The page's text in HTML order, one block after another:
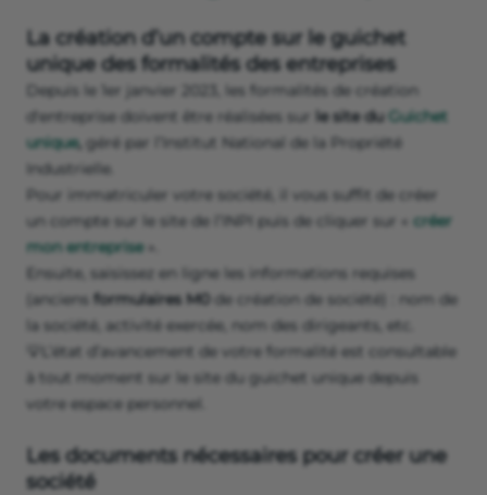
La création d’un compte sur le guichet
unique des formalités des entreprises
Depuis le 1er janvier 2023, les formalités de création
d'entreprise doivent être réalisées sur le site du Guichet
unique, géré par l’Institut National de la Propriété
Industrielle.
Pour immatriculer votre société, il vous suffit de créer
un compte sur le site de l’INPI puis de cliquer sur « créer
mon entreprise».
Ensuite, saisissez en ligne les informations requises
(anciens formulaires M0
de création de société) : nom de
la société, activité exercée, nom des dirigeants, etc.
💡L’état d’avancement de votre formalité est consultable
à tout moment sur le site du guichet unique depuis
votre espace personnel.
Les documents nécessaires pour créer une
société